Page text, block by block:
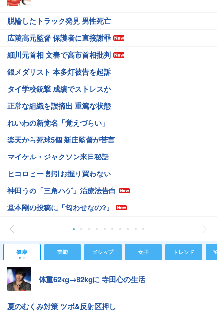
脱輪したトラック発見 男性死亡
広陵高元監督 保護者に直接謝罪
細川元首相 文春で高市首相批判
銀メダリスト 本多灯被告を起訴
タイ学校銃撃 成績でストレスか
正常な組織を誤摘出 重篤な状態
れいわの新党名「覚えづらい」
楽天から死球5個 新庄監督が苦言
マイケル・ジャクソン来日秘話
ヒコロヒー 割引お握り買わない
神田うの「三角ハゲ」治療法告白
堂本剛の投稿に「匂わせなの?」
健康 芸能 ゴシップ 女子 トレンド
体重62kg→82kgに 寺田心の生活
夏のむくみ対策 ツボ&反射区押し